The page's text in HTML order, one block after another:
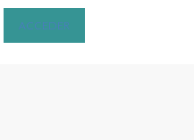
ACCEDER